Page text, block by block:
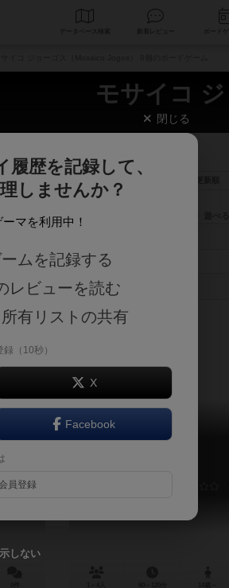
データベース
モサイコ
名、メカニクス名を対象にフリーワード検索ができます
ゲームデザイナー名を指定して検索できます。
ゲームデザイナー
世界観や登場人物などモチーフ・ス
テーマ/フレーバー
閉じる
歴を記録して、
しませんか？
マを利用中！
ムを記録する
レビューを読む
有リストの共有
（10秒）
X
Facebook
員登録
しない